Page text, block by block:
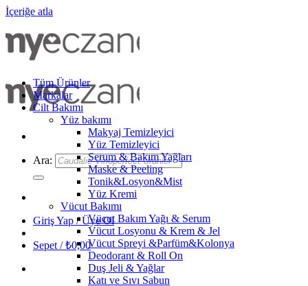
İçeriğe atla
Ara:
Giriş Yap / Üye Ol
Sepet /₺0,00
Tüm Ürünler
Markalar
Cilt Bakımı
Yüz bakımı
Makyaj Temizleyici
Yüz Temizleyici
Serum & Bakım Yağları
Maske & Peeling
Tonik&Losyon&Mist
Yüz Kremi
Vücut Bakımı
Vücut Bakım Yağı & Serum
Vücut Losyonu & Krem & Jel
Vücut Spreyi &Parfüm&Kolonya
Deodorant & Roll On
Duş Jeli & Yağlar
Katı ve Sıvı Sabun